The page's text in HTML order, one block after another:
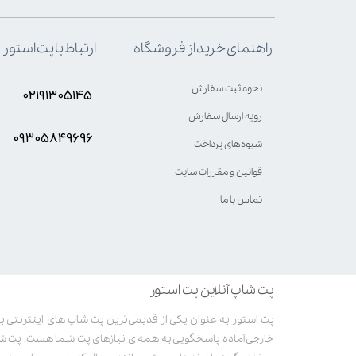
پت شاپ آنلاین پت استور
خارجی آماده پاسخگویی به همه ی نیازهای پت شما هست. پت
راهنمای خرید از فروشگاه
نحوه ثبت سفارش
رویه ارسال سفارش
شیوه‌های پرداخت
قوانین و مقررات سایت
تماس با ما
ارتباط با پت استور
۰۲۱۹۱۳۰۵۱۴۵
۰۹۳۰۵8۴9696